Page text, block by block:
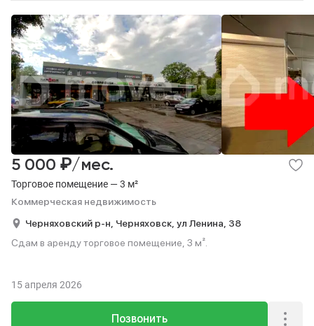
Торговое помещение — 3 м²
Коммерческая недвижимость
5 000 ₽/мес.
Черняховский р-н, Черняховск, ул Ленина, 38
Сдам в аренду торговое помещение, 3 м².
Позвонить
15 апреля 2026